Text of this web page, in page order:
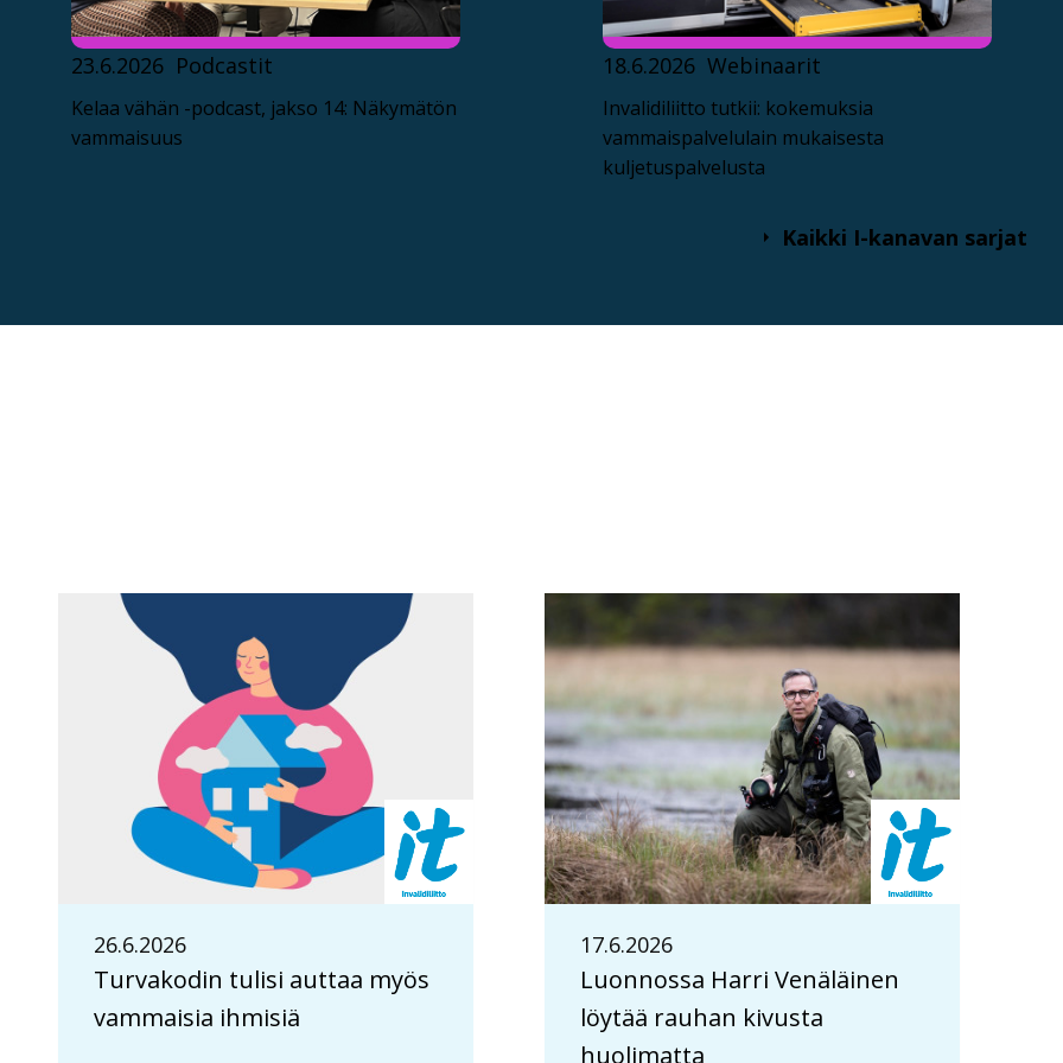
23.6.2026 Podcastit
Kelaa vähän -podcast, jakso 14: Näkymätön
vammaisuus
18.6.2026 Webinaarit
Invalidiliitto tutkii: kokemuksia
vammaispalvelulain mukaisesta
kuljetuspalvelusta
Kaikki I-kanavan sarjat
26.6.2026
Turvakodin tulisi auttaa myös
vammaisia ihmisiä
17.6.2026
Luonnossa Harri Venäläinen
löytää rauhan kivusta
huolimatta